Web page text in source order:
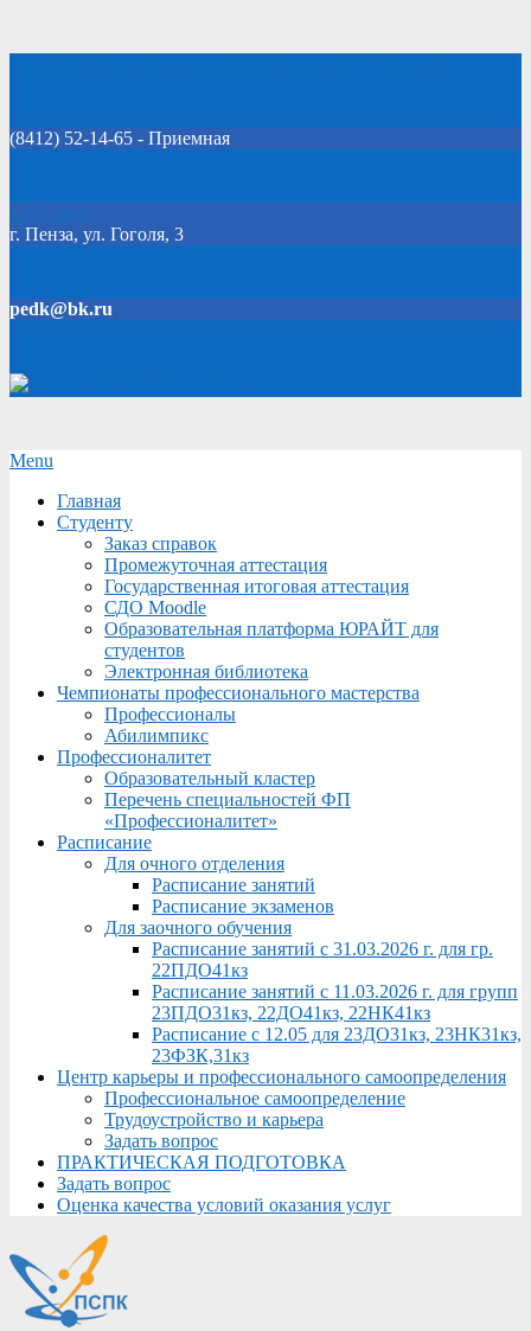
(8412) 52-14-65 - Приемная
Click Here
г. Пенза, ул. Гоголя, 3
pedk@bk.ru
Secondary
Menu
Menu
Главная
Студенту
Заказ справок
Промежуточная аттестация
Государственная итоговая аттестация
СДО Moodle
Образовательная платформа ЮРАЙТ для
студентов
Электронная библиотека
Чемпионаты профессионального мастерства
Профессионалы
Абилимпикс
Профессионалитет
Образовательный кластер
Перечень специальностей ФП
«Профессионалитет»
Расписание
Для очного отделения
Расписание занятий
Расписание экзаменов
Для заочного обучения
Расписание занятий с 31.03.2026 г. для гр.
22ПДО41кз
Расписание занятий с 11.03.2026 г. для групп
23ПДО31кз, 22ДО41кз, 22НК41кз
Расписание с 12.05 для 23ДО31кз, 23НК31кз,
23ФЗК,31кз
Центр карьеры и профессионального самоопределения
Профессиональное самоопределение
Трудоустройство и карьера
Задать вопрос
ПРАКТИЧЕСКАЯ ПОДГОТОВКА
Задать вопрос
Оценка качества условий оказания услуг